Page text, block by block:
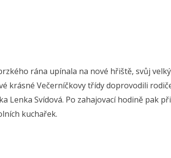
rána upínala na nové hřiště, svůj
krásné Večerníčkovy třídy doprovodili
Lenka Svídová. Po zahajovací hodině pak
kuchařek.